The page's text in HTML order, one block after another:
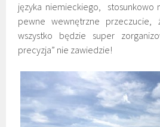
języka niemieckiego, stosunkowo
pewne wewnętrzne
wszystko będzie super
precyzja” nie zawiedzie!